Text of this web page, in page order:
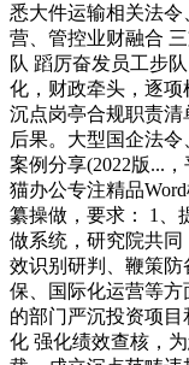
悉大件运输相关法
营、管控业财融合
队 蹈厉奋发员工步
化，财政牵头，逐项
沉点岗亭合规职责清
后果。大型国企法
案例分享(2022版...
猫办公专注精品
纂操做，要求： 1、
做系统，研究院共同
效识别研判、鞭策
保、国际化运营等
的部门严沉投资项
化 强化绩效查核，